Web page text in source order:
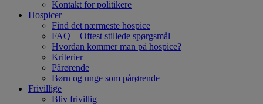
Kontakt for politikere
Hospicer
Find det nærmeste hospice
FAQ – Oftest stillede spørgsmål
Hvordan kommer man på hospice?
Kriterier
Pårørende
Børn og unge som pårørende
Frivillige
Bliv frivillig